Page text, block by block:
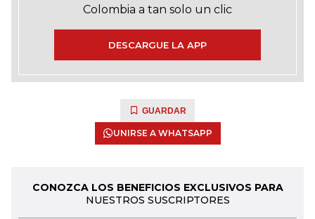
Colombia a tan solo un clic
DESCARGUE LA APP
GUARDAR
UNIRSE A WHATSAPP
CONOZCA LOS BENEFICIOS EXCLUSIVOS PARA
NUESTROS SUSCRIPTORES